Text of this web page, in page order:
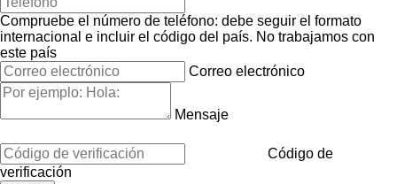
Compruebe el número de teléfono: debe seguir el formato
internacional e incluir el código del país. No trabajamos con
este país
Correo electrónico
Mensaje
Código de
verificación